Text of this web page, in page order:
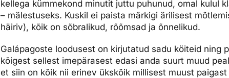
kellega kümmekond minutit juttu puhunud, omal kulul
– mälestuseks. Kuskil ei paista märkigi ärilisest
häiriv), kõik on sõbralikud, rõõmsad ja õnnelikud.
Galápagoste loodusest on kirjutatud sadu köiteid ning
kõigest sellest imepärasest edasi anda suurt muud
et siin on kõik nii erinev ükskõik millisest muust